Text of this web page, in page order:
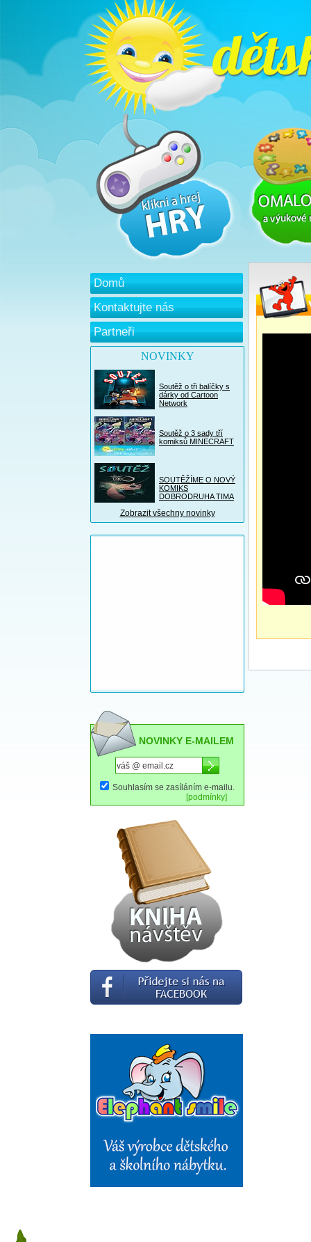
Domů
Kontaktujte nás
Partneři
NOVINKY
Soutěž o tři balíčky s
dárky od Cartoon
Network
Soutěž o 3 sady tří
komiksů MINECRAFT
SOUTĚŽÍME O NOVÝ
KOMIKS
DOBRODRUHA TIMA
Zobrazit všechny novinky
NOVINKY E-MAILEM
Souhlasím se zasíláním e-mailu.
[podmínky]